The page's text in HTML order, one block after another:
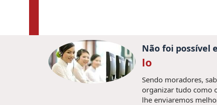
Não foi possível
lo
Sendo moradores,
organizar tudo como
lhe enviaremos